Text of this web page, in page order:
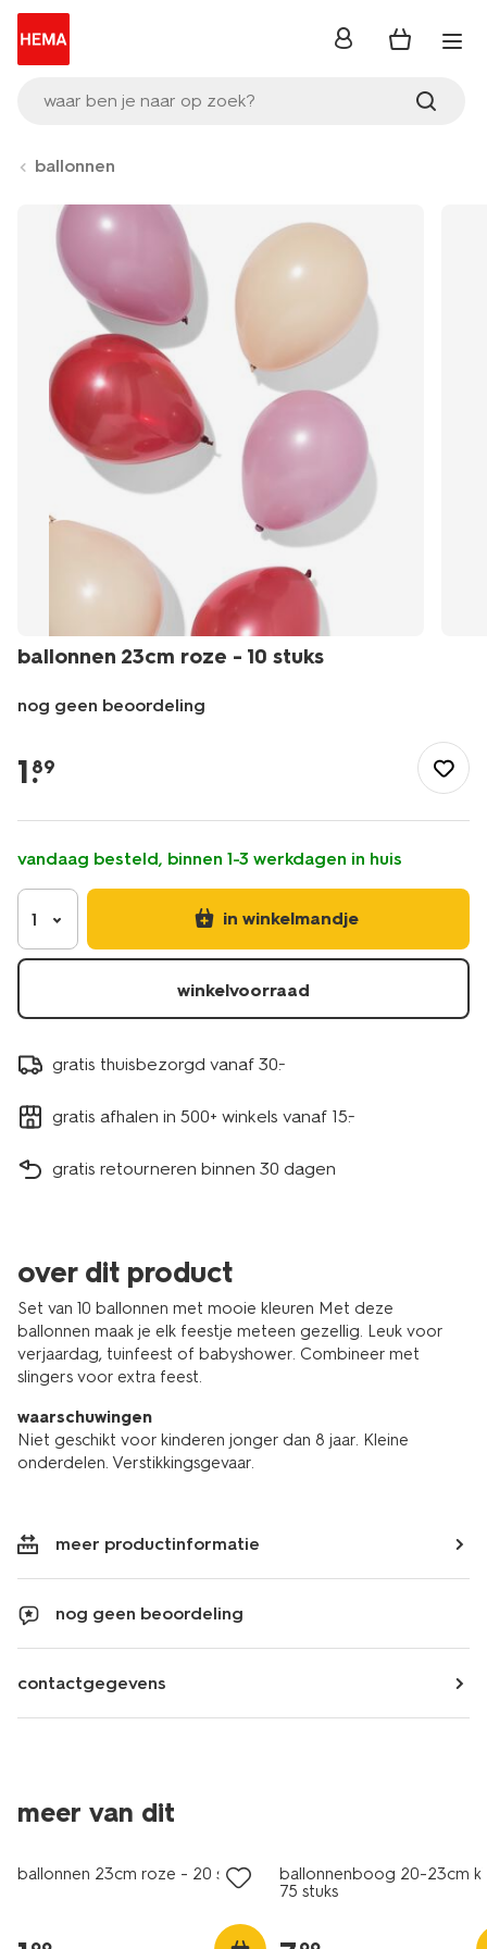
waar ben je naar op zoek?
inloggen
ballonnen
ballonnen 23cm roze - 10 stuks
nog geen beoordeling
cadeau/versiering/ballonnen/ballonnen-
23cm-
-
stuks-
14260094.html
1.
89
vandaag besteld, binnen 1-3 werkdagen in huis
1 in winkelmandje
winkelvoorraad
gratis thuisbezorgd vanaf 30.-
gratis afhalen in 500+ winkels vanaf 15.-
gratis retourneren binnen 30 dagen
over dit product
Set van 10 ballonnen met mooie kleuren Met deze
ballonnen maak je elk feestje meteen gezellig. Leuk voor
verjaardag, tuinfeest of babyshower. Combineer met
slingers voor extra feest.
waarschuwingen
Niet geschikt voor kinderen jonger dan 8 jaar. Kleine
onderdelen. Verstikkingsgevaar.
meer productinformatie
nog geen beoordeling
contactgegevens
meer van dit
ballonnen 23cm roze - 20 stuks
ballonnenboog 20-23cm
75 stuks